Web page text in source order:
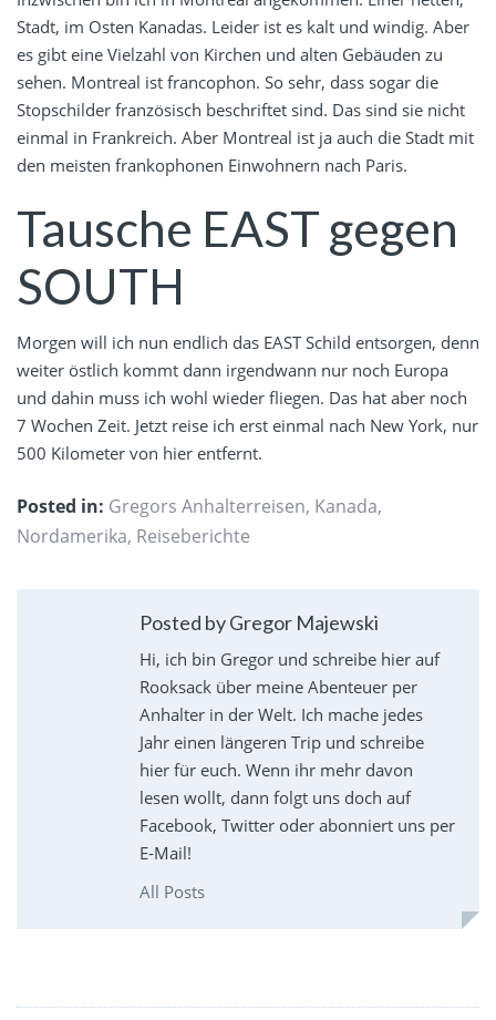
Stadt, im Osten Kanadas. Leider ist es kalt und windig. Aber
es gibt eine Vielzahl von Kirchen und alten Gebäuden zu
sehen. Montreal ist francophon. So sehr, dass sogar die
Stopschilder französisch beschriftet sind. Das sind sie nicht
einmal in Frankreich. Aber Montreal ist ja auch die Stadt mit
den meisten frankophonen Einwohnern nach Paris.
Tausche EAST gegen
SOUTH
Morgen will ich nun endlich das EAST Schild entsorgen, denn
weiter östlich kommt dann irgendwann nur noch Europa
und dahin muss ich wohl wieder fliegen. Das hat aber noch
7 Wochen Zeit. Jetzt reise ich erst einmal nach New York, nur
500 Kilometer von hier entfernt.
Posted in: Gregors Anhalterreisen, Kanada,
Nordamerika, Reiseberichte
Posted by Gregor Majewski
Hi, ich bin Gregor und schreibe hier auf
Rooksack über meine Abenteuer per
Anhalter in der Welt. Ich mache jedes
Jahr einen längeren Trip und schreibe
hier für euch. Wenn ihr mehr davon
lesen wollt, dann folgt uns doch auf
Facebook, Twitter oder abonniert uns per
E-Mail!
All Posts